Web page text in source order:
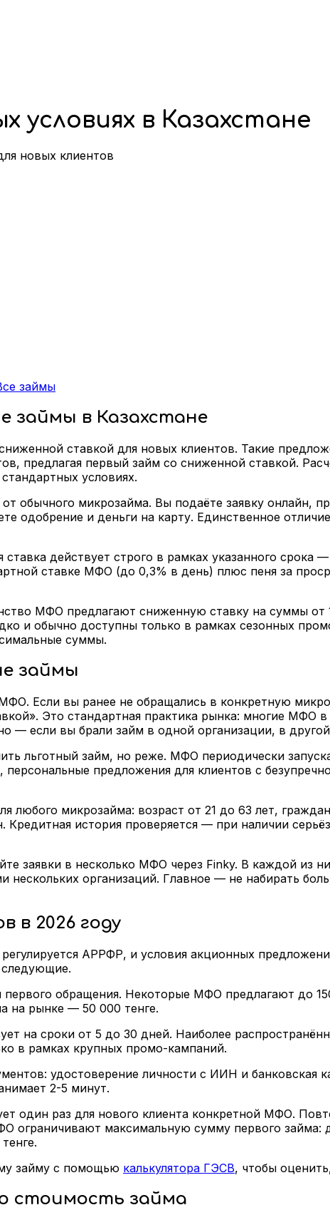
условиях в Казахстане
новых клиентов
займы
займы в Казахстане
ставкой для новых клиентов. Такие
предлагая первый займ со сниженной ставкой.
условиях.
обычного микрозайма. Вы подаёте заявку онлайн,
одобрение и деньги на карту. Единственное
ставка действует строго в рамках указанного
ставке МФО (до 0,3% в день) плюс пеня за
МФО предлагают сниженную ставку на суммы от
и обычно доступны только в рамках сезонных
суммы.
займы
Если вы ранее не обращались в конкретную
Это стандартная практика рынка: многие МФО
— если вы брали займ в одной организации, в
льготный займ, но реже. МФО периодически
предложения для клиентов с
любого микрозайма: возраст от 21 до 63 лет,
Кредитная история проверяется — при наличии
заявки в несколько МФО через Finky. В каждой из
нескольких организаций. Главное — не набирать
в 2026 году
АРРФР, и условия акционных
следующие.
первого обращения. Некоторые МФО предлагают до
на рынке — 50 000 тенге.
на сроки от 5 до 30 дней. Наиболее
в рамках крупных промо-кампаний.
удостоверение личности с ИИН и банковская
2-5 минут.
один раз для нового клиента конкретной МФО.
ограничивают максимальную сумму первого займа:
займу с помощью калькулятора ГЭСВ, чтобы
стоимость займа